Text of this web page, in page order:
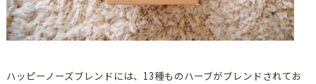
ハッピーノーズブレンドには、13種ものハーブがブレンドされてお